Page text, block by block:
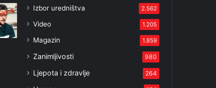
Izbor uredništva 2.562
Video 1.205
Magazin 1.859
Zanimljivosti 980
Ljepota i zdravlje 264